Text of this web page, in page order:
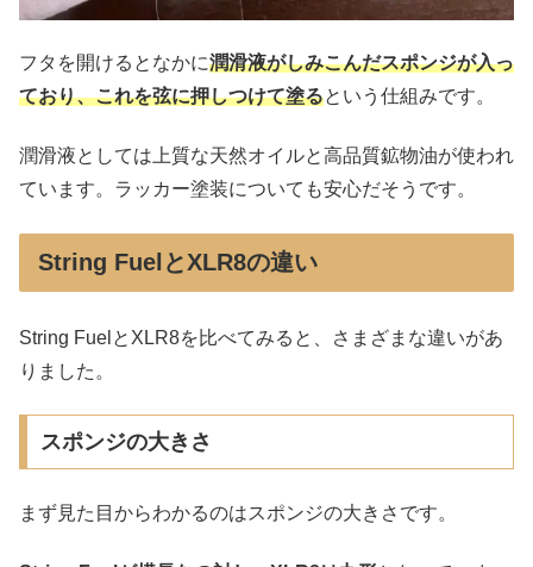
フタを開けるとなかに潤滑液がしみこんだスポンジが入っ
ており、これを弦に押しつけて塗るという仕組みです。
潤滑液としては上質な天然オイルと高品質鉱物油が使われ
ています。ラッカー塗装についても安心だそうです。
String FuelとXLR8の違い
String FuelとXLR8を比べてみると、さまざまな違いがあ
りました。
スポンジの大きさ
まず見た目からわかるのはスポンジの大きさです。